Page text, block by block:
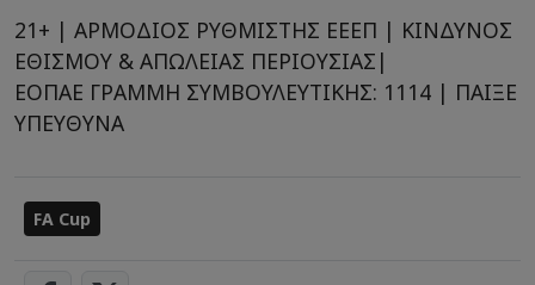
21+ | ΑΡΜΟΔΙΟΣ ΡΥΘΜΙΣΤΗΣ ΕΕΕΠ | ΚΙΝΔΥΝΟΣ
ΕΘΙΣΜΟΥ & ΑΠΩΛΕΙΑΣ ΠΕΡΙΟΥΣΙΑΣ|
ΕΟΠΑΕ ΓΡΑΜΜΗ ΣΥΜΒΟΥΛΕΥΤΙΚΗΣ: 1114 | ΠΑΙΞΕ
ΥΠΕΥΘΥΝΑ
FA Cup